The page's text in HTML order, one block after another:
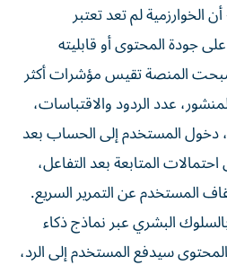
لم تعد تعتبر
جودة المحتوى أو قابليته
المنصة تقيس مؤشرات أكثر
عدد الردود والاقتباسات،
دخول المستخدم إلى الحساب بعد
المتابعة بعد التفاعل،
المستخدم عن التمرير السريع.
البشري عبر نماذج ذكاء
سيدفع المستخدم إلى الرد،